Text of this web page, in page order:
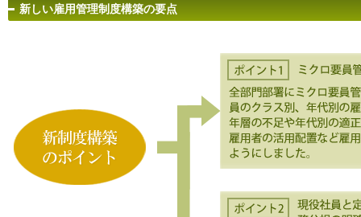
新しい雇用管理制度構築の要点